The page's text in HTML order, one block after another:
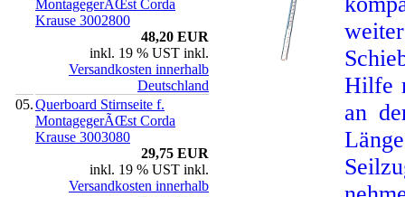
MontagegerÃŒst Corda
Krause 3002800
48,20 EUR
inkl. 19 % UST inkl.
Versandkosten innerhalb
Deutschland
05.Querboard Stirnseite f.
MontagegerÃŒst Corda
Krause 3003080
29,75 EUR
inkl. 19 % UST inkl.
Versandkosten innerhalb
Hilfe
an